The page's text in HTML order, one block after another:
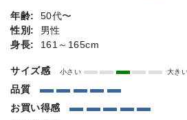
年齢:
50代〜
性別:
男性
身長:
161～165cm
サイズ感 小さい 大き
品質
お買い得感